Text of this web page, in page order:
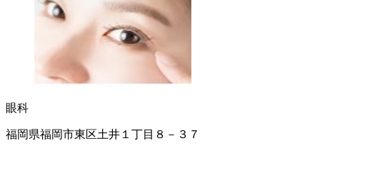
眼科
福岡県福岡市東区土井１丁目８－３７